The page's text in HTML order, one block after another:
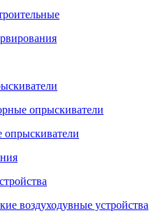
опрыскиватели
опрыскиватели
воздуходувные устройства